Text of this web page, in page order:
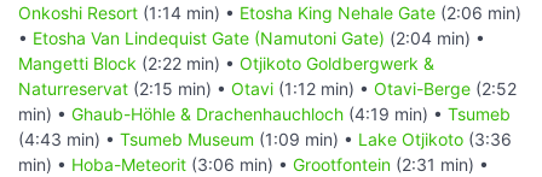
Onkoshi Resort (1:14 min) • Etosha King Nehale Gate (2:06 min)
• Etosha Van Lindequist Gate (Namutoni Gate) (2:04 min) •
Mangetti Block (2:22 min) • Otjikoto Goldbergwerk &
Naturreservat (2:15 min) • Otavi (1:12 min) • Otavi-Berge (2:52
min) • Ghaub-Höhle & Drachenhauchloch (4:19 min) • Tsumeb
(4:43 min) • Tsumeb Museum (1:09 min) • Lake Otjikoto (3:36
min) • Hoba-Meteorit (3:06 min) • Grootfontein (2:31 min) •